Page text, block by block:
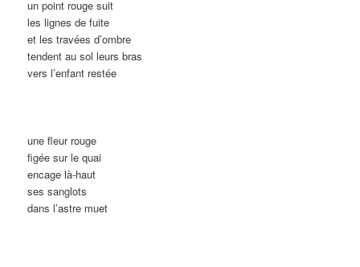
un point rouge suit
les lignes de fuite
et les travées d’ombre
tendent au sol leurs bras
vers l’enfant restée
une fleur rouge
figée sur le quai
encage là-haut
ses sanglots
dans l’astre muet